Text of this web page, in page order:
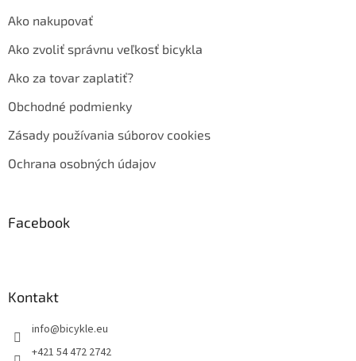
Ako nakupovať
Ako zvoliť správnu veľkosť bicykla
Ako za tovar zaplatiť?
Obchodné podmienky
Zásady používania súborov cookies
Ochrana osobných údajov
Facebook
Kontakt
info@bicykle.eu
+421 54 472 2742